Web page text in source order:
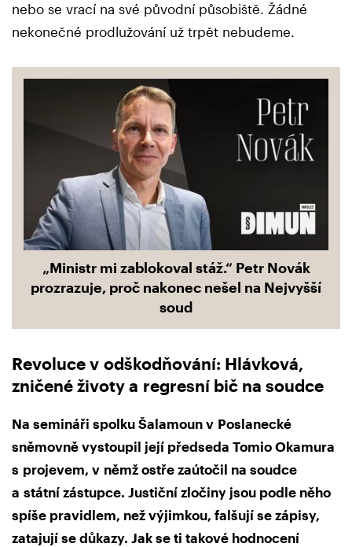
nebo se vrací na své původní působiště. Žádné
nekonečné prodlužování už trpět nebudeme.
„Ministr mi zablokoval stáž.“ Petr Novák
prozrazuje, proč nakonec nešel na Nejvyšší
soud
Revoluce v odškodňování: Hlávková,
zničené životy a regresní bič na soudce
Na semináři spolku Šalamoun v Poslanecké
sněmovně vystoupil její předseda Tomio Okamura
s projevem, v němž ostře zaútočil na soudce
a státní zástupce. Justiční zločiny jsou podle něho
spíše pravidlem, než výjimkou, falšují se zápisy,
zatajují se důkazy. Jak se ti takové hodnocení